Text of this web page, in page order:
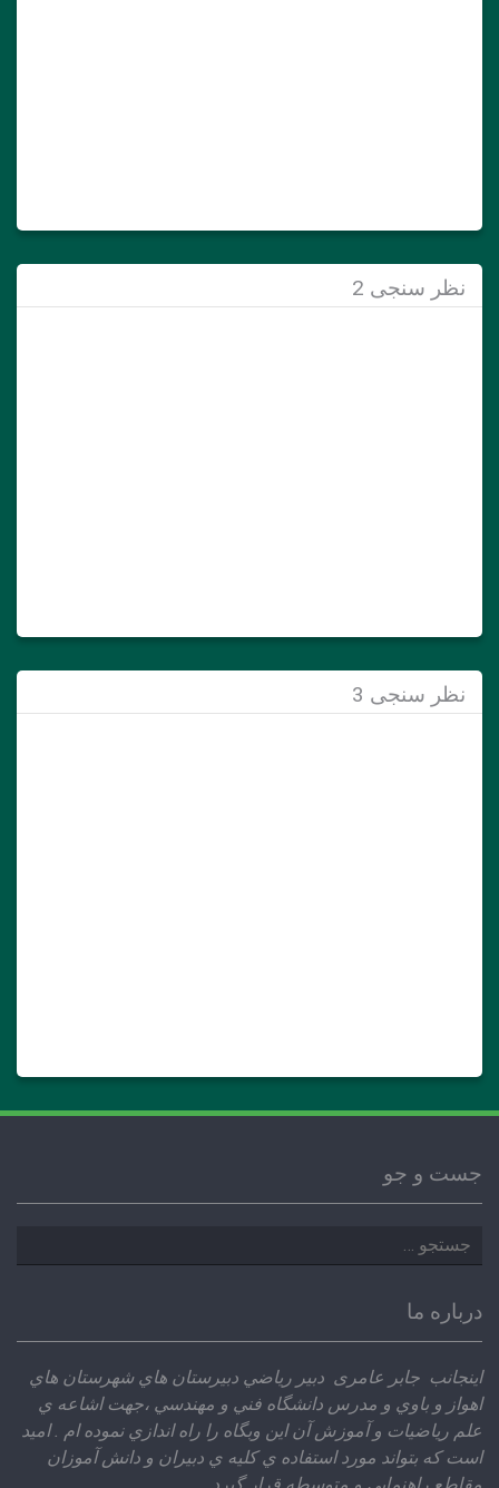
نظر سنجی 2
نظر سنجی 3
جست و جو
جستجو
برای:
درباره ما
اينجانب جابر عامری دبير رياضي دبيرستان هاي شهرستان هاي
اهواز و باوي و مدرس دانشگاه فني و مهندسي ،‌جهت اشاعه ي
علم رياضيات و آموزش آن اين وبگاه را راه اندازي نموده ام . اميد
است كه بتواند مورد استفاده ي كليه ي دبيران و دانش آموزان